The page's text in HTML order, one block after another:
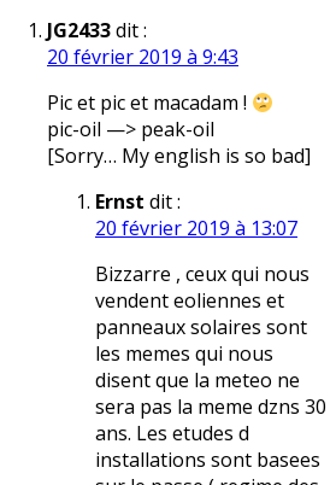
JG2433dit :
20 février 2019 à 9:43
Pic et pic et macadam !
pic-oil —> peak-oil
[Sorry… My english is so bad]
Ernst dit :
20 février 2019 à 13:07
Bizzarre , ceux qui nous
vendent eoliennes et
panneaux solaires sont
les memes qui nous
disent que la meteo ne
sera pas la meme dzns 30
ans. Les etudes d
installations sont basees